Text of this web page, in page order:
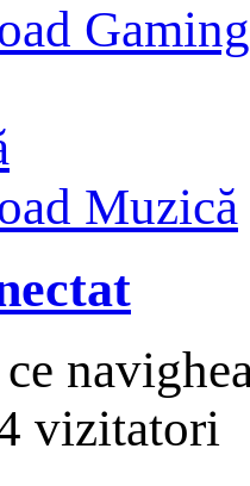
Gaming
Muzică
vizitatori